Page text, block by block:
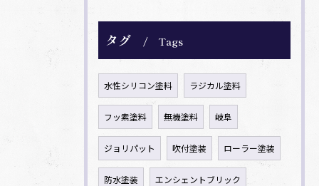
タグ Tags
水性シリコン塗料 ラジカル塗料
フッ素塗料 無機塗料 岐阜
ジョリパット 吹付塗装 ローラー塗装
防水塗装 エンシェントブリック